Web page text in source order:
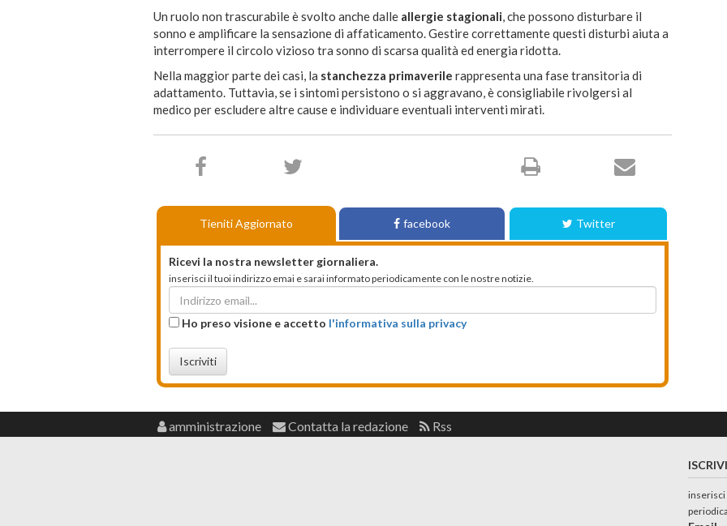
Un ruolo non trascurabile è svolto anche dalle allergie stagionali, che possono disturbare il
sonno e amplificare la sensazione di affaticamento. Gestire correttamente questi disturbi aiuta a
interrompere il circolo vizioso tra sonno di scarsa qualità ed energia ridotta.
Nella maggior parte dei casi, la stanchezza primaverile rappresenta una fase transitoria di
adattamento. Tuttavia, se i sintomi persistono o si aggravano, è consigliabile rivolgersi al
medico per escludere altre cause e individuare eventuali interventi mirati.
Tieniti Aggiornato facebook Twitter
Ricevi la nostra newsletter giornaliera.
inserisci il tuoi indirizzo emai e sarai informato periodicamente con le nostre notizie.
Ho preso visione e accetto l'informativa sulla privacy
Iscriviti
amministrazione Contatta la redazione Rss
inserisci